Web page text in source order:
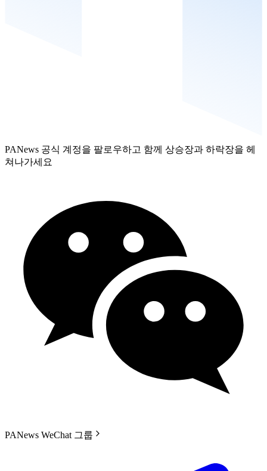
PANews 공식 계정을 팔로우하고 함께 상승장과 하락장을 헤
쳐나가세요
PANews WeChat 그룹